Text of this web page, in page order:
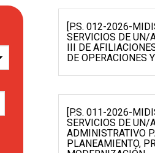
[P.S. 012-2026-
SERVICIOS DE UN/
III DE
DE OPERACIONES
[P.S. 011-2026-
SERVICIOS DE UN/
ADMINISTRATIVO
PLANEAMIENTO,